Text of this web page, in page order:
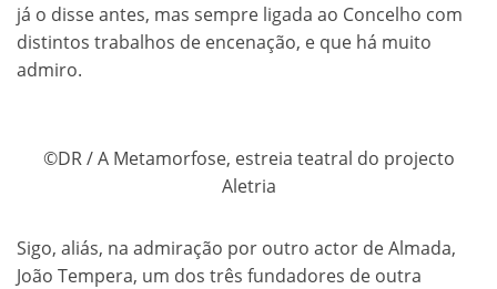
já o disse antes, mas sempre ligada ao Concelho com
distintos trabalhos de encenação, e que há muito
admiro.
©DR / A Metamorfose, estreia teatral do projecto
Aletria
Sigo, aliás, na admiração por outro actor de Almada,
João Tempera, um dos três fundadores de outra